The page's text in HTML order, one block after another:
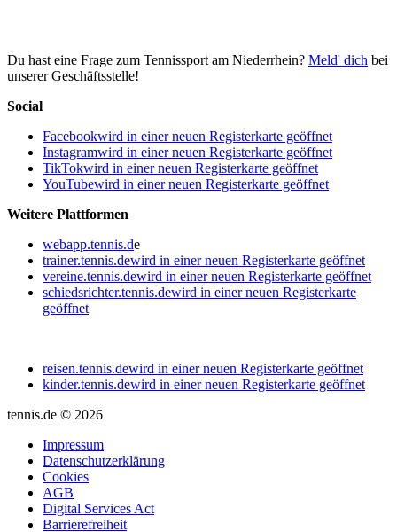
Du hast eine Frage zum Tennissport am Niederrhein? Meld' dich bei
unserer Geschäftsstelle!
Social
Facebookwird in einer neuen Registerkarte geöffnet
Instagramwird in einer neuen Registerkarte geöffnet
TikTokwird in einer neuen Registerkarte geöffnet
YouTubewird in einer neuen Registerkarte geöffnet
Weitere Plattformen
webapp.tennis.de
trainer.tennis.dewird in einer neuen Registerkarte geöffnet
vereine.tennis.dewird in einer neuen Registerkarte geöffnet
schiedsrichter.tennis.dewird in einer neuen Registerkarte
geöffnet
reisen.tennis.dewird in einer neuen Registerkarte geöffnet
kinder.tennis.dewird in einer neuen Registerkarte geöffnet
tennis.de © 2026
Impressum
Datenschutzerklärung
Cookies
AGB
Digital Services Act
Barrierefreiheit